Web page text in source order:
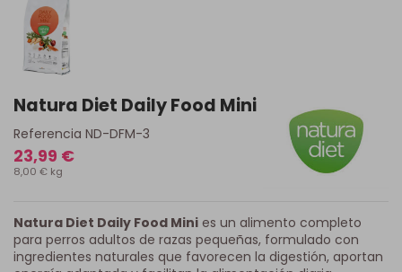
Natura Diet Daily Food Mini
Referencia ND-DFM-3
23,99 €
8,00 € kg
Natura Diet Daily Food Mini es un alimento completo
para perros adultos de razas pequeñas, formulado con
ingredientes naturales que favorecen la digestión, aportan